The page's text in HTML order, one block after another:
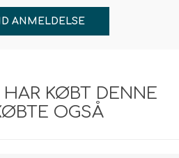
ANMELDELSE
HAR KØBT DENNE
OGSÅ